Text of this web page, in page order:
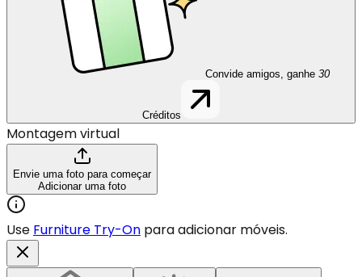
Convide amigos, ganhe 30
Créditos
Montagem virtual
Envie uma foto para começar
Adicionar uma foto
Use Furniture Try-On para adicionar móveis.